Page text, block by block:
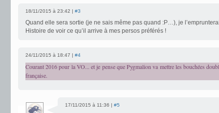
18/11/2015 à 23:42 | #3
Quand elle sera sortie (je ne sais même pas quand :P…), je
Histoire de voir ce qu’il arrive à mes persos préférés !
24/11/2015 à 18:47 | #4
Courant 2016 pour la VO... et je pense que Pygmalion va mettre les bouchées
française.
17/11/2015 à 11:36 | #5